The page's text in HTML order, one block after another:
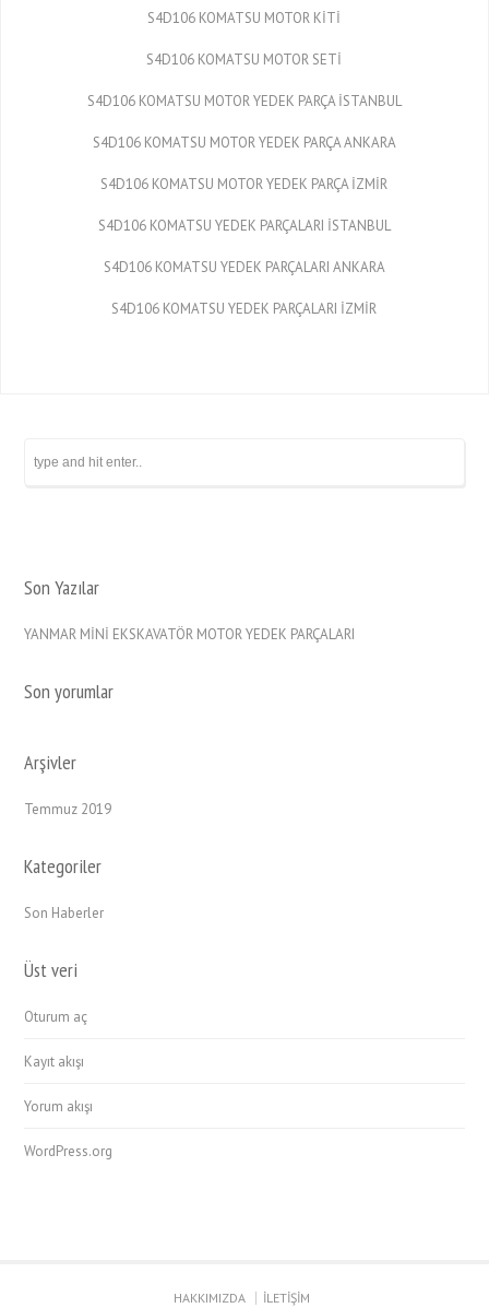
S4D106 KOMATSU MOTOR KİTİ
S4D106 KOMATSU MOTOR SETİ
S4D106 KOMATSU MOTOR YEDEK PARÇA İSTANBUL
S4D106 KOMATSU MOTOR YEDEK PARÇA ANKARA
S4D106 KOMATSU MOTOR YEDEK PARÇA İZMİR
S4D106 KOMATSU YEDEK PARÇALARI İSTANBUL
S4D106 KOMATSU YEDEK PARÇALARI ANKARA
S4D106 KOMATSU YEDEK PARÇALARI İZMİR
Son Yazılar
YANMAR MİNİ EKSKAVATÖR MOTOR YEDEK PARÇALARI
Son yorumlar
Arşivler
Temmuz 2019
Kategoriler
Son Haberler
Üst veri
Oturum aç
Kayıt akışı
Yorum akışı
WordPress.org
HAKKIMIZDA İLETİŞİM